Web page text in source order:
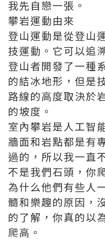
我先自戀一張。
攀岩運動由來
登山運動是從登山
技運動。它可以追
登山者開發了一種
的結冰地形，但是
路線的高度取決於
的坡度。
室內攀岩是人工智
牆面和岩點都是有
過的，所以我一直
不是我們石頭，你
為什么他們有些人
髓和樂趣的原因，
的了解，你真的以
爬高。